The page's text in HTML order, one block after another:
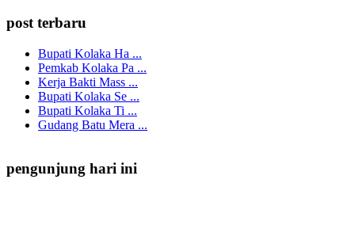
post terbaru
Bupati Kolaka Ha ...
Pemkab Kolaka Pa ...
Kerja Bakti Mass ...
Bupati Kolaka Se ...
Bupati Kolaka Ti ...
Gudang Batu Mera ...
pengunjung hari ini